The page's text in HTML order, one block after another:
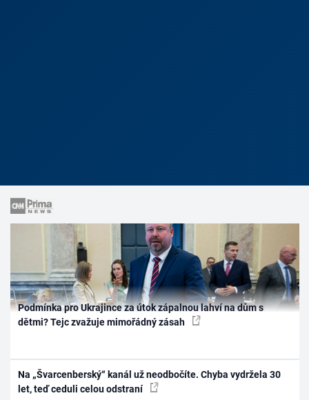
Podmínka pro Ukrajince za útok zápalnou lahví na dům s
dětmi? Tejc zvažuje mimořádný zásah
Na „Švarcenberský“ kanál už neodbočíte. Chyba vydržela 30
let, teď ceduli celou odstraní